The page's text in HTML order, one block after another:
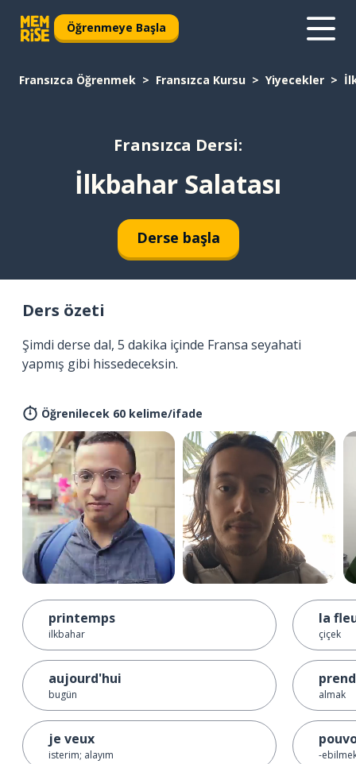
Öğrenmeye Başla
Fransızca Öğrenmek Fransızca Kursu Yiyecekler
Fransızca Dersi:
İlkbahar Salatası
Derse başla
Ders özeti
Şimdi derse dal, 5 dakika içinde Fransa seyahati
yapmış gibi hissedeceksin.
Öğrenilecek 60 kelime/ifade
printemps
ilkbahar
aujourd'hui
bugün
je veux
isterim; alayım
la
çiçek
almak
-